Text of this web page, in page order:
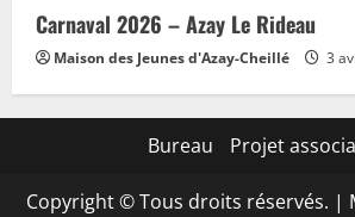
Carnaval 2026 – Azay Le Rideau
Maison des Jeunes d'Azay-Cheillé 3
Bureau Projet
Copyright © Tous droits réservés. |